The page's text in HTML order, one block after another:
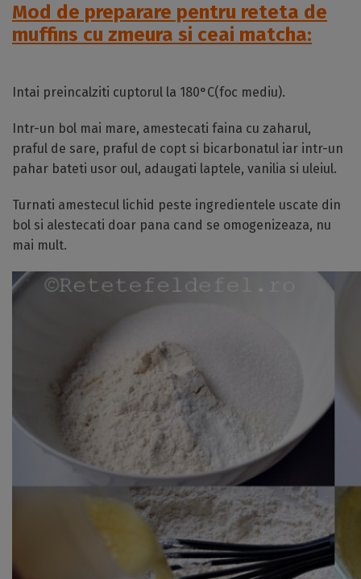
Mod de preparare pentru reteta de
muffins cu zmeura si ceai matcha:
Intai preincalziti cuptorul la 180°C(foc mediu).
Intr-un bol mai mare, amestecati faina cu zaharul,
praful de sare, praful de copt si bicarbonatul iar intr-un
pahar bateti usor oul, adaugati laptele, vanilia si uleiul.
Turnati amestecul lichid peste ingredientele uscate din
bol si alestecati doar pana cand se omogenizeaza, nu
mai mult.